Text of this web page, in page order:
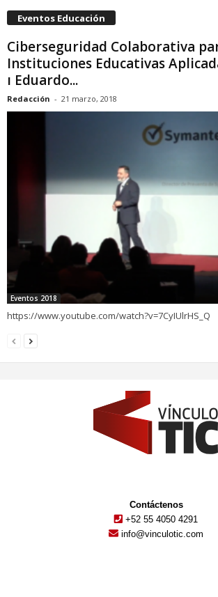
Eventos Educación
Ciberseguridad Colaborativa
Instituciones Educativas
ı Eduardo...
Redacción - 21 marzo, 2018
Eventos 2018
https://www.youtube.com/watch?v=7CyIUlrHS_Q
Contáctenos
+52 55 4050 4291
info@vinculotic.com